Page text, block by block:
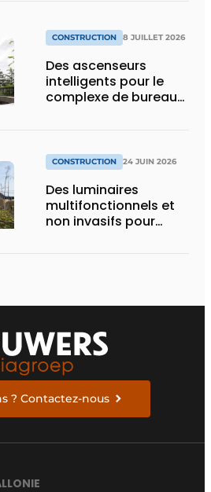
CONSTRUCTION 8 JUILLET 2026
Des ascenseurs
intelligents pour le
complexe de bureaux
CONSTRUCTION 24 JUIN 2026
Des luminaires
multifonctionnels et
non invasifs pour
? Contactez-nous